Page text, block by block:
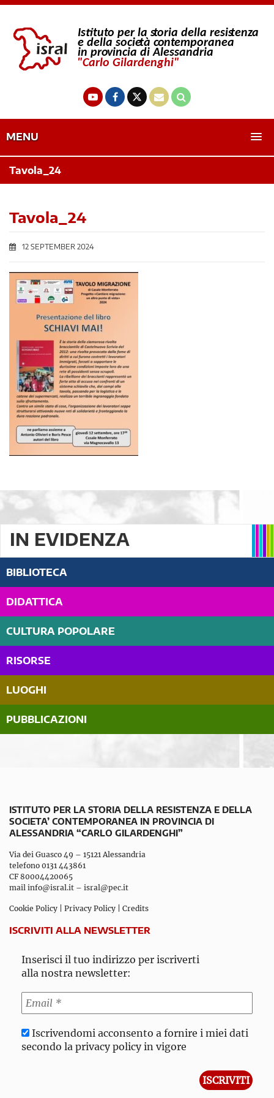
MENU
Tavola_24
Tavola_24
12 SEPTEMBER 2024
IN EVIDENZA
BIBLIOTECA
DIDATTICA
CULTURA POPOLARE
RISORSE
LUOGHI
PUBBLICAZIONI
ISTITUTO PER LA STORIA DELLA RESISTENZA E DELLA
SOCIETA’ CONTEMPORANEA IN PROVINCIA DI
ALESSANDRIA “CARLO GILARDENGHI”
Via dei Guasco 49 – 15121 Alessandria
telefono 0131 443861
CF 80004420065
mail info@isral.it – isral@pec.it
Cookie Policy Privacy Policy Credits
ISCRIVITI ALLA NEWSLETTER
Inserisci il tuo indirizzo per iscriverti
alla nostra newsletter:
Iscrivendomi acconsento a fornire i miei dati
secondo la privacy policy in vigore